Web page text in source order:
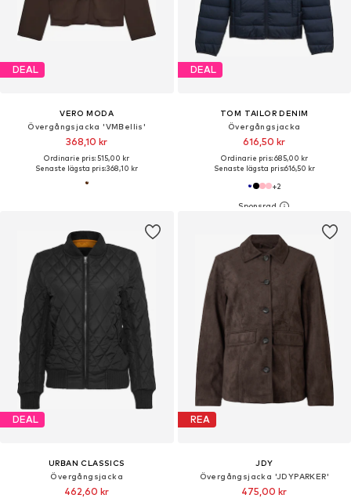
DEAL
VERO MODA
Övergångsjacka 'VMBellis'
368,10 kr
Ordinarie pris: 515,00 kr
Senaste lägsta pris:368,10 kr
DEAL
TOM TAILOR DENIM
Övergångsjacka
616,50 kr
Ordinarie pris: 685,00 kr
Senaste lägsta pris:616,50 kr
+2
DEAL
URBAN CLASSICS
Övergångsjacka
462,60 kr
REA
JDY
Övergångsjacka 'JDYPARKER'
475,00 kr